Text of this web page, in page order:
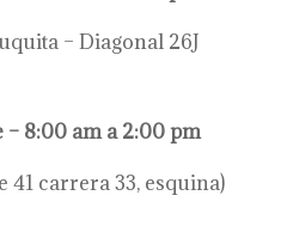
– Diagonal 26J
– 8:00 am a 2:00 pm
41 carrera 33, esquina)